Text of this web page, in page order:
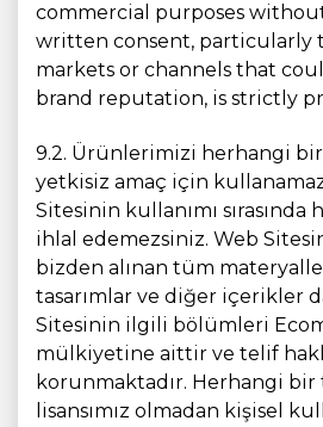
commercial purposes
written consent, particularly
markets or channels that
brand reputation, is strictly
9.2. Ürünlerimizi herhangi bir
yetkisiz amaç için
Sitesinin kullanımı sırasında
ihlal edemezsiniz. Web
bizden alınan tüm
tasarımlar ve diğer içerikler
Sitesinin ilgili bölümleri
mülkiyetine aittir ve telif
korunmaktadır. Herhangi bir
lisansımız olmadan kişisel